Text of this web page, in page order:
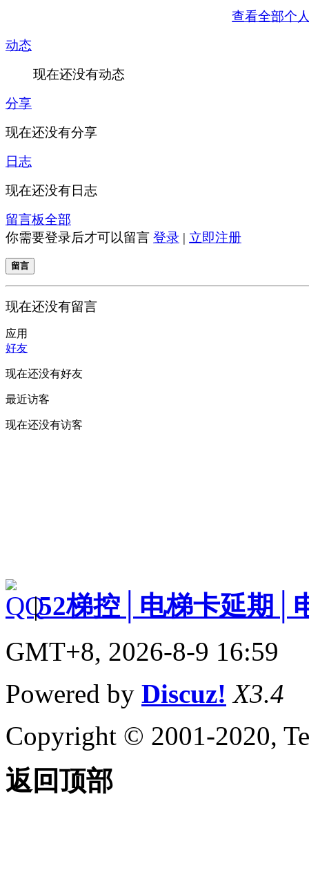
查看全部个
动态
现在还没有动态
分享
现在还没有分享
日志
现在还没有日志
留言板全部
你需要登录后才可以留言 登录 | 立即注册
留言
现在还没有留言
应用
好友
现在还没有好友
最近访客
现在还没有访客
|52梯控│电梯卡延期│
GMT+8, 2026-8-9 16:59
Powered by Discuz! X3.4
Copyright © 2001-2020,
返回顶部